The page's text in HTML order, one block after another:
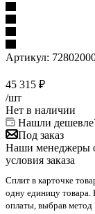
Артикул:
45 315 ₽
/шт
Нет в наличии
Нашли
Под заказ
Наши менеджеры
условия заказа
Сплит в карточке
одну единицу товара.
оплаты, выбрав метод